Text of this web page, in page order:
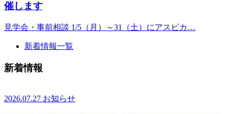
催します
見学会・事前相談 1/5（月）～31（土）にアスピカ…
新着情報一覧
新着情報
2026.07.27 お知らせ